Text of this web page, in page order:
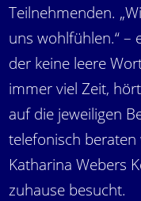
Teilnehmenden.
uns wohlfühlen.“ –
der keine leere
immer viel Zeit,
auf die jeweiligen
telefonisch
Katharina Webers
zuhause besucht.